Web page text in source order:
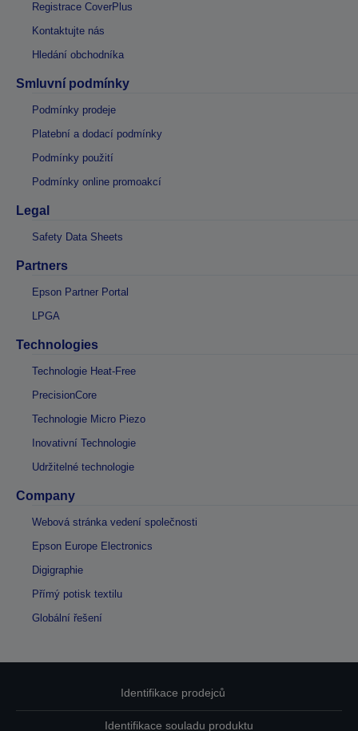
Registrace CoverPlus
Kontaktujte nás
Hledání obchodníka
Smluvní podmínky
Podmínky prodeje
Platební a dodací podmínky
Podmínky použití
Podmínky online promoakcí
Legal
Safety Data Sheets
Partners
Epson Partner Portal
LPGA
Technologies
Technologie Heat-Free
PrecisionCore
Technologie Micro Piezo
Inovativní Technologie
Udržitelné technologie
Company
Webová stránka vedení společnosti
Epson Europe Electronics
Digigraphie
Přímý potisk textilu
Globální řešení
Identifikace prodejců
Identifikace souladu produktu